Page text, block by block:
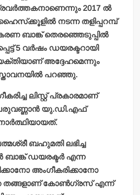
2017 ല്‍
നടന്ന തളിപ്പറമ്പ്
ബാങ്ക് തെരഞ്ഞെടുപ്പില്‍
5 വര്‍ഷം ഡയരക്ടറായി
അദ്ദേഹമെന്നും
പറഞ്ഞു.
ലിസ്റ്റ് പ്രകാരമാണ്
യു.ഡി.എഫ്
ബഹുമതി ലഭിച്ച
ബാങ്ക് ഡയരക്ടര്‍ എന്ന
അംഗീകരിക്കാനോ
തങ്ങളാണ് കോണ്‍ഗ്രസ് എന്ന്